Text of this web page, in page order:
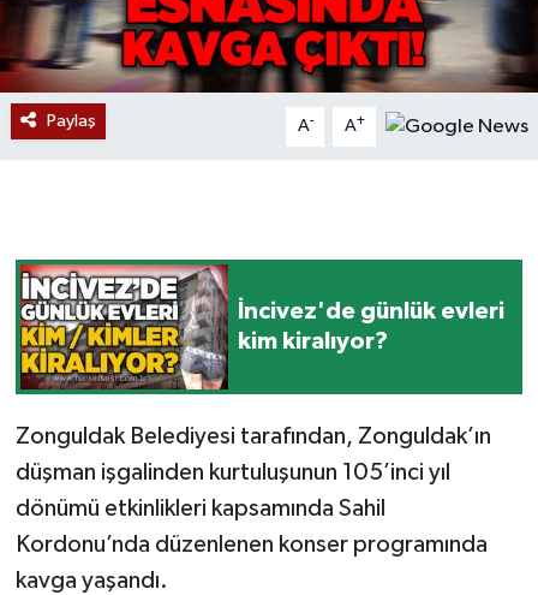
Paylaş A- A+
İncivez'de günlük evleri
kim kiralıyor?
Zonguldak Belediyesi tarafından, Zonguldak’ın
düşman işgalinden kurtuluşunun 105’inci yıl
dönümü etkinlikleri kapsamında Sahil
Kordonu’nda düzenlenen konser programında
kavga yaşandı.
Düzce
Eğitim
Gökçebey
GÜNDEM
İş ilanı
Kilimli
Kültür - Sanat
MAGAZİN